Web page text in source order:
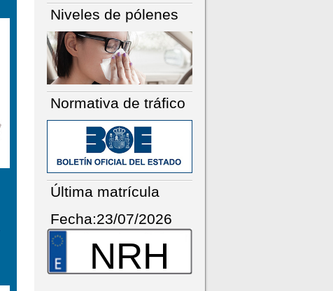
Niveles de pólenes
Normativa de tráfico
Última matrícula
Fecha:23/07/2026
NRH